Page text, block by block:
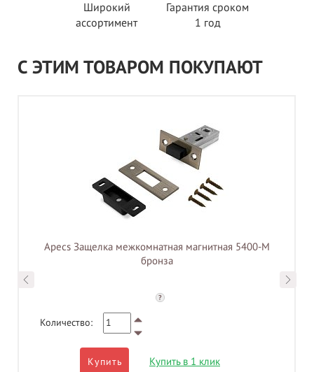
Широкий
ассортимент
Гарантия сроком
1 год
С ЭТИМ ТОВАРОМ ПОКУПАЮТ
Apecs Защелка межкомнатная магнитная 5400-M
бронза
?
Количество:
Купить Купить в 1 клик